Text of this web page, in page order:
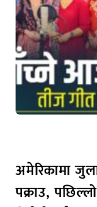
अमेरिकामा
पक्राउ,